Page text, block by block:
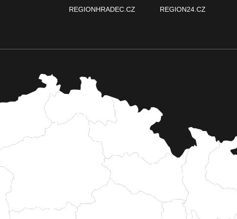
REGIONHRADEC.CZ REGION24.CZ